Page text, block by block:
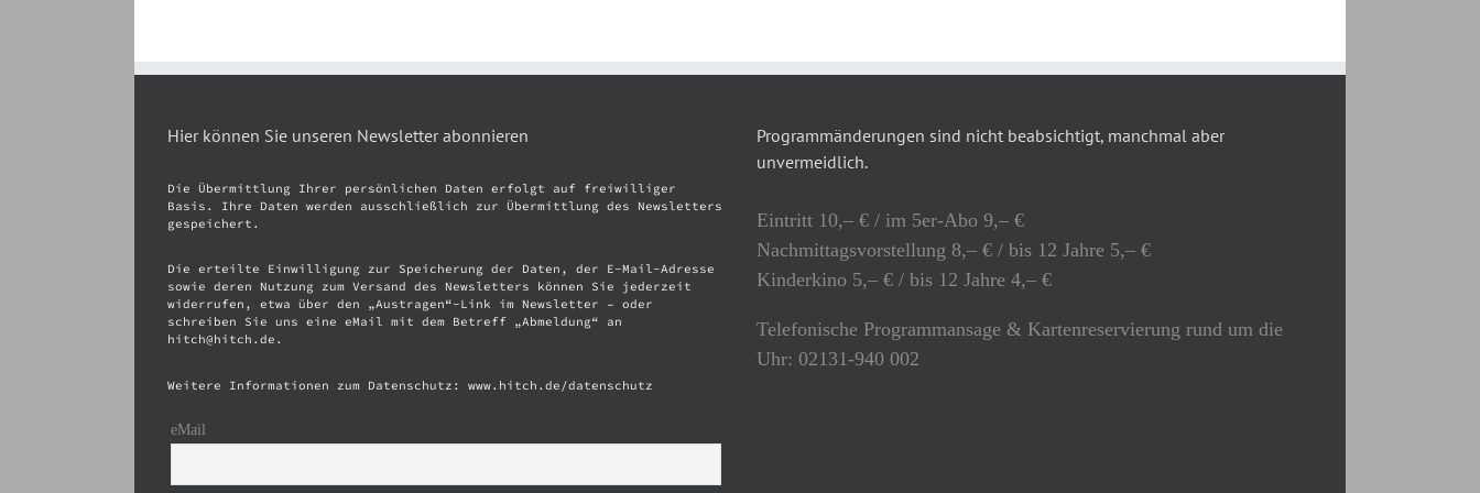
Hier können Sie unseren Newsletter abonnieren
Die Übermittlung Ihrer persönlichen Daten erfolgt auf freiwilliger
Basis. Ihre Daten werden ausschließlich zur Übermittlung des Newsletters
gespeichert.
Die erteilte Einwilligung zur Speicherung der Daten, der E-Mail-Adresse
sowie deren Nutzung zum Versand des Newsletters können Sie jederzeit
widerrufen, etwa über den „Austragen“-Link im Newsletter – oder
schreiben Sie uns eine eMail mit dem Betreff „Abmeldung“ an
hitch@hitch.de.
Weitere Informationen zum Datenschutz: www.hitch.de/datenschutz
eMail
Programmänderungen sind nicht beabsichtigt, manchmal aber
unvermeidlich.
Eintritt 10,– € / im 5er-Abo 9,– €
Nachmittagsvorstellung 8,– € / bis 12 Jahre 5,– €
Kinderkino 5,– € / bis 12 Jahre 4,– €
Telefonische Programmansage & Kartenreservierung rund um die
Uhr: 02131-940 002